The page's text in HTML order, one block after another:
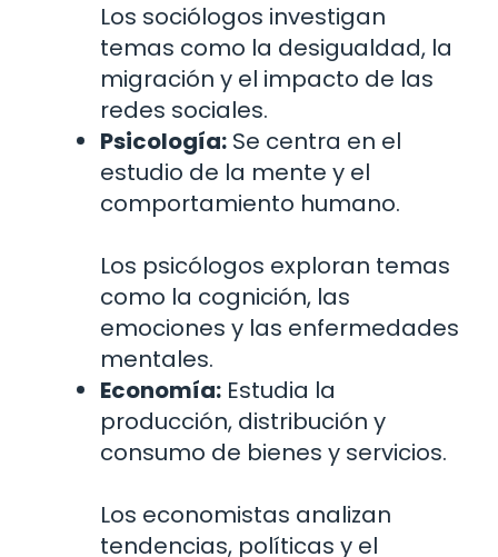
Los sociólogos investigan
temas como la desigualdad, la
migración y el impacto de las
redes sociales.
Psicología: Se centra en el
estudio de la mente y el
comportamiento humano.
Los psicólogos exploran temas
como la cognición, las
emociones y las enfermedades
mentales.
Economía: Estudia la
producción, distribución y
consumo de bienes y servicios.
Los economistas analizan
tendencias, políticas y el